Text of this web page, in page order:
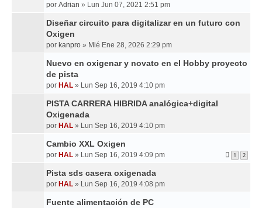
por Adrian » Lun Jun 07, 2021 2:51 pm
Diseñar circuito para digitalizar en un futuro con
Oxigen
por kanpro » Mié Ene 28, 2026 2:29 pm
Nuevo en oxigenar y novato en el Hobby proyecto
de pista
por HAL » Lun Sep 16, 2019 4:10 pm
PISTA CARRERA HIBRIDA analógica+digital
Oxigenada
por HAL » Lun Sep 16, 2019 4:10 pm
Cambio XXL Oxigen
por HAL » Lun Sep 16, 2019 4:09 pm 1 2
Pista sds casera oxigenada
por HAL » Lun Sep 16, 2019 4:08 pm
Fuente alimentación de PC